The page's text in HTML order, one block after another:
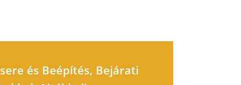
és Beépítés, Bejárati